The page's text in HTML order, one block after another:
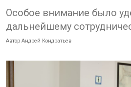
Особое внимание было
дальнейшему
Автор Андрей Кондратьев